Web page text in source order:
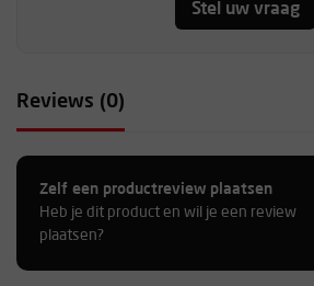
Stel uw vraag
Reviews (0)
Zelf een productreview plaatsen
Heb je dit product en wil je een review
plaatsen?